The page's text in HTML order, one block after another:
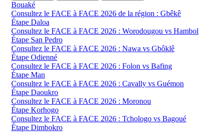
Bouaké
Consultez le FACE à FACE 2026 de la région : Gbêkê
Étape Daloa
Consultez le FACE à FACE 2026 : Worodougou vs Hambol
Étape San Pedro
Consultez le FACE à FACE 2026 : Nawa vs Gbôklê
Étape Odienné
Consultez le FACE à FACE 2026 : Folon vs Bafing
Étape Man
Consultez le FACE à FACE 2026 : Cavally vs Guémon
Étape Daoukro
Consultez le FACE à FACE 2026 : Moronou
Étape Korhogo
Consultez le FACE à FACE 2026 : Tchologo vs Bagoué
Étape Dimbokro